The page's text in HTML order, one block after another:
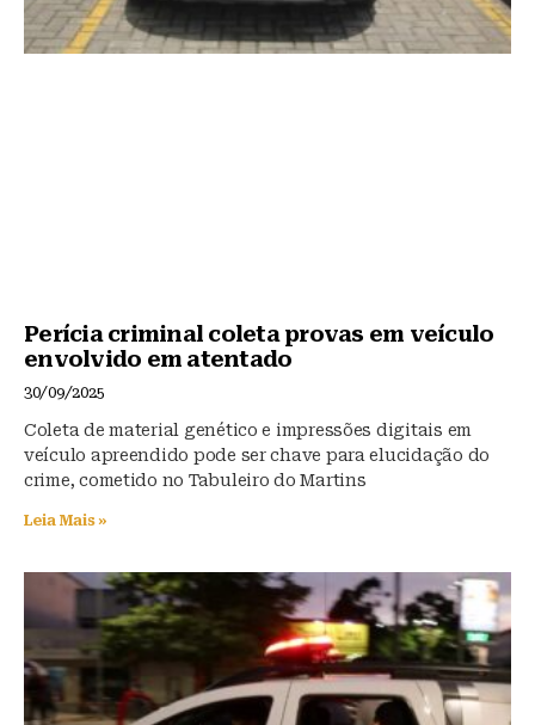
Perícia criminal coleta provas em veículo
envolvido em atentado
30/09/2025
Coleta de material genético e impressões digitais em
veículo apreendido pode ser chave para elucidação do
crime, cometido no Tabuleiro do Martins
Leia Mais »